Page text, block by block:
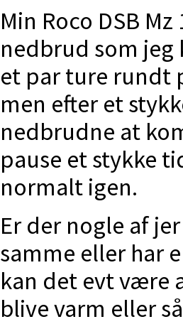
Min Roco DSB
nedbrud som
et par ture rundt
men efter et
nedbrudne at
pause et stykke
normalt igen.
Er der nogle af
samme eller har
kan det evt være
blive varm eller